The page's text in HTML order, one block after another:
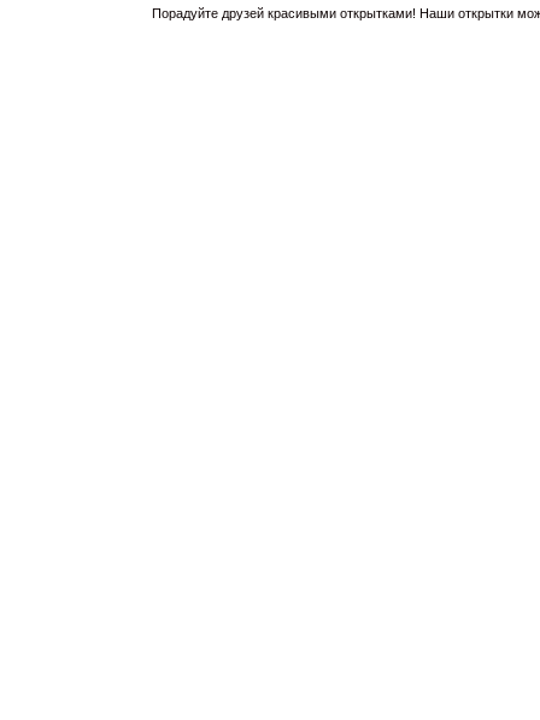
Порадуйте друзей красивыми открытками! Наши открытки